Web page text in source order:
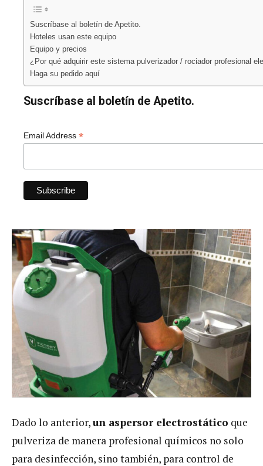
Suscríbase al boletín de Apetito.
Hoteles usan este equipo
Equipo y precios
¿Por qué adquirir este sistema pulverizador / rociador profesional
Haga su pedido aquí
Suscríbase al boletín de Apetito.
Email Address *
Dado lo anterior,un aspersor electrostático que
pulveriza de manera profesional químicos no solo
para desinfección, sino también, para control de